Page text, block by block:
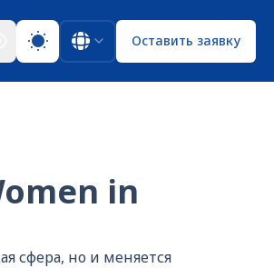
Оставить заявку
in
сфера, но и меняется